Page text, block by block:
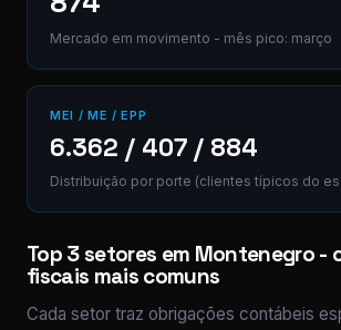
Mercado em movimento - mês pico: março
MEI / ME / EPP
6.362 / 407 / 884
Distribuição por porte (clientes típicos do
Top 3 setores em Montenegro -
fiscais mais comuns
Cada setor traz obrigações contábeis